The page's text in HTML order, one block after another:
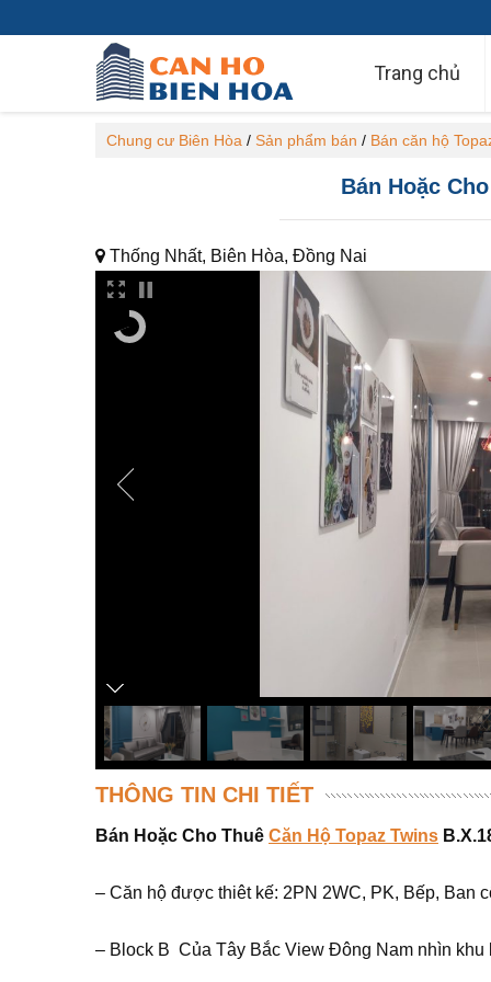
Trang chủ
Chung cư Biên Hòa / Sản phẩm bán / Bán căn hộ
Bán Hoặc
Thống Nhất, Biên Hòa, Đồng Nai
THÔNG TIN CHI TIẾT
Bán Hoặc Cho Thuê Căn Hộ Topaz Twins
– Căn hộ được thiêt kế: 2PN 2WC, PK, Bếp, Ban
– Block B Của Tây Bắc View Đông Nam nhìn khu